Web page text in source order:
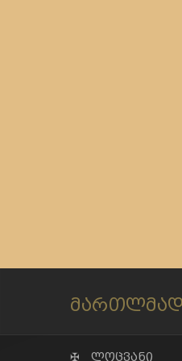
✠ ლოცვანი